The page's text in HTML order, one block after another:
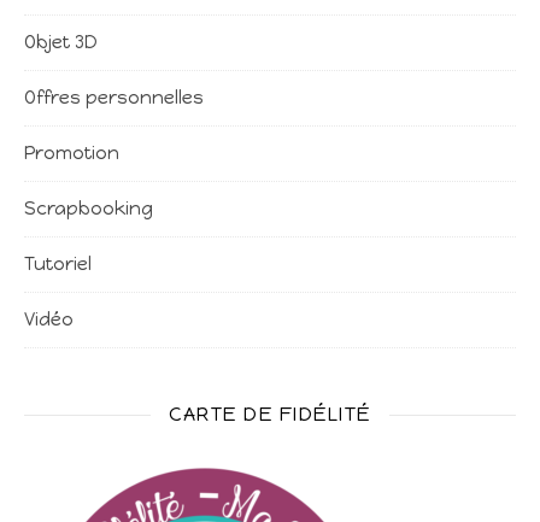
Objet 3D
Offres personnelles
Promotion
Scrapbooking
Tutoriel
Vidéo
CARTE DE FIDÉLITÉ